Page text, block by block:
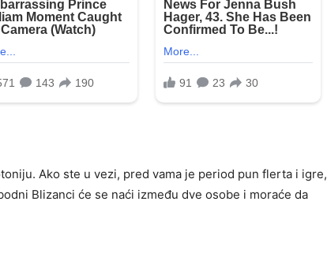
Ako ste u vezi, pred vama je period pun flerta i igre,
Blizanci će se naći između dve osobe i moraće da